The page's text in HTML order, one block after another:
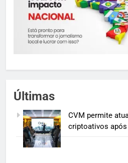
Últimas
CVM permite
criptoativos